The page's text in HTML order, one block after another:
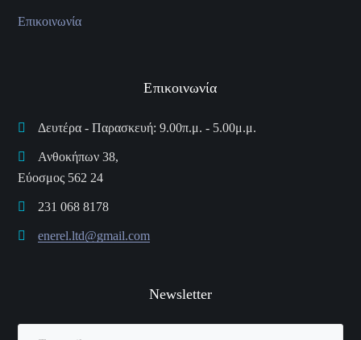
Επικοινωνία
Επικοινωνία
Δευτέρα - Παρασκευή: 9.00π.μ. - 5.00μ.μ.
Ανθοκήπων 38,
Εύοσμος 562 24
231 068 8178
enerel.ltd@gmail.com
Newsletter